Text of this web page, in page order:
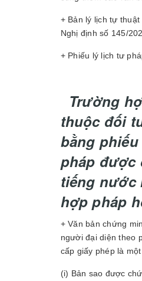
+ Bản lý lịch tự
Nghị định số 145/
+ Phiếu lý lịch tư
Trường
thuộc đối
bằng
pháp được
tiếng nước
hợp pháp
+ Văn bản chứng
người đại diện theo
cấp giấy phép là
(i) Bản sao được